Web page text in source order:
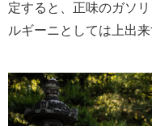
定すると、正味のガソ
ルギーニとしては上出来